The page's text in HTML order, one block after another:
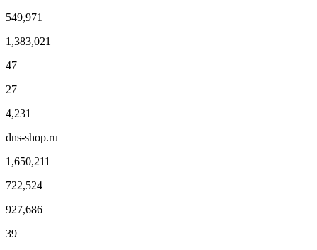
549,971
1,383,021
47
27
4,231
dns-shop.ru
1,650,211
722,524
927,686
39